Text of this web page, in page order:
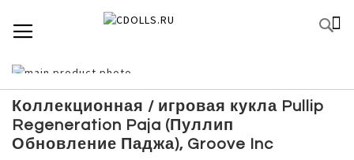
TO
CONTENT
Коллекционная / игровая кукла Pullip
Regeneration Paja (Пуллип
Обновление Паджа), Groove Inc
Skip
to
the
end
of
the
Skip
to
the
beginning
of